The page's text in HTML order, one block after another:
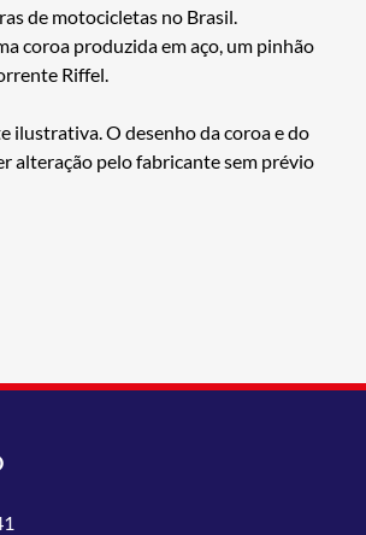
de motocicletas no Brasil.
coroa produzida em aço, um pinhão
Riffel.
ilustrativa. O desenho da coroa e do
alteração pelo fabricante sem prévio